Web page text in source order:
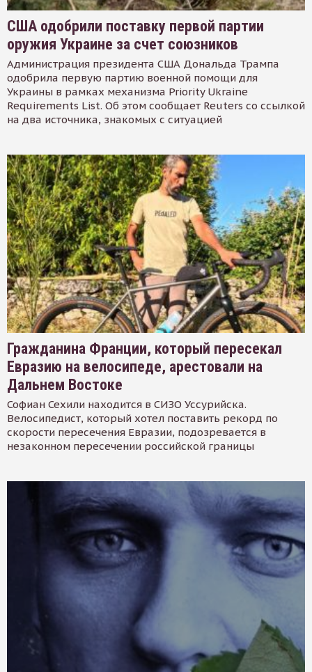
США одобрили поставку первой партии
оружия Украине за счет союзников
Администрация президента США Дональда Трампа
одобрила первую партию военной помощи для
Украины в рамках механизма Priority Ukraine
Requirements List. Об этом сообщает Reuters со ссылкой
на два источника, знакомых с ситуацией
Гражданина Франции, который пересекал
Евразию на велосипеде, арестовали на
Дальнем Востоке
Софиан Сехили находится в СИЗО Уссурийска.
Велосипедист, который хотел поставить рекорд по
скорости пересечения Евразии, подозревается в
незаконном пересечении российской границы